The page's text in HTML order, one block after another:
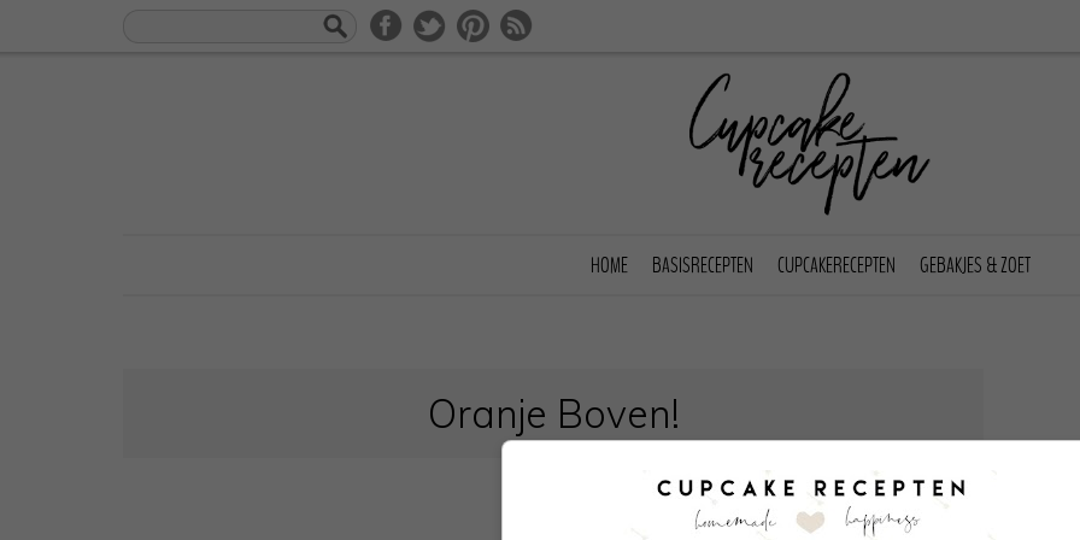
HOME BASISRECEPTEN CUPCAKERECEPTEN GEBAKJES & ZOET
Oranje Boven!